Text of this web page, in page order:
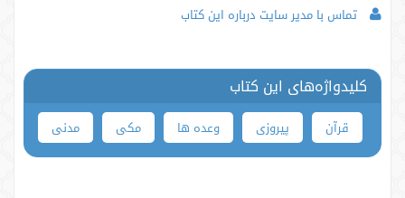
تماس با مدیر سایت درباره این کتاب
کلیدواژه‌های این کتاب
قرآن پیروزی وعده ها مکی مدنی